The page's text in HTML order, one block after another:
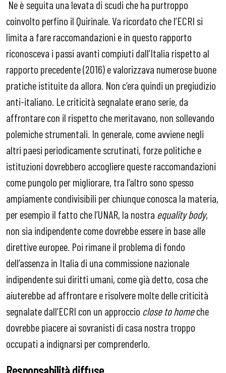
Ne è seguita una levata di scudi che ha purtroppo
coinvolto perfino il Quirinale. Va ricordato che l’ECRI si
limita a fare raccomandazioni e in questo rapporto
riconosceva i passi avanti compiuti dall’Italia rispetto al
rapporto precedente (2016) e valorizzava numerose buone
pratiche istituite da allora. Non c’era quindi un pregiudizio
anti-italiano. Le criticità segnalate erano serie, da
affrontare con il rispetto che meritavano, non sollevando
polemiche strumentali. In generale, come avviene negli
altri paesi periodicamente scrutinati, forze politiche e
istituzioni dovrebbero accogliere queste raccomandazioni
come pungolo per migliorare, tra l’altro sono spesso
ampiamente condivisibili per chiunque conosca la materia,
per esempio il fatto che l’UNAR, la nostra equality body,
non sia indipendente come dovrebbe essere in base alle
direttive europee. Poi rimane il problema di fondo
dell’assenza in Italia di una commissione nazionale
indipendente sui diritti umani, come già detto, cosa che
aiuterebbe ad affrontare e risolvere molte delle criticità
segnalate dall’ECRI con un approccio close to homeche
dovrebbe piacere ai sovranisti di casa nostra troppo
occupati a indignarsi per comprenderlo.